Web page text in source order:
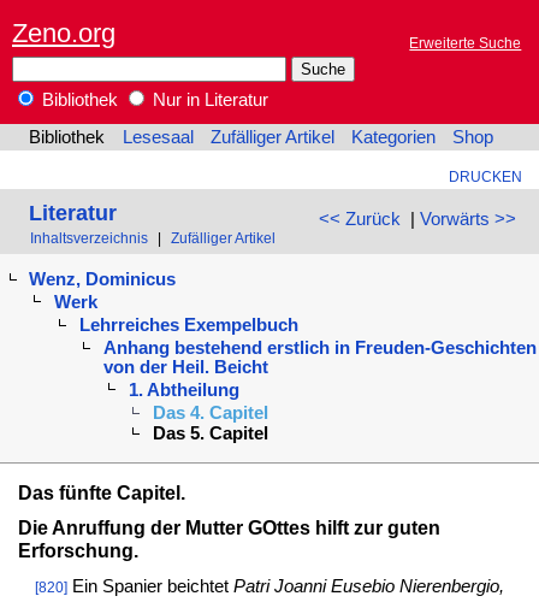
Zeno.org Erweiterte Suche
Bibliothek
Nur in Literatur
Bibliothek
Lesesaal Zufälliger Artikel Kategorien Shop
DRUCKEN
<< Zurück | Vorwärts >>
Literatur
Inhaltsverzeichnis Zufälliger Artikel
Wenz, Dominicus
Werk
Lehrreiches Exempelbuch
Anhang bestehend erstlich in Freuden-Geschichten
von der Heil. Beicht
1. Abtheilung
Das 4. Capitel
Das 5. Capitel
Das fünfte Capitel.
Die Anruffung der Mutter GOttes hilft zur guten
Erforschung.
[820] Ein Spanier beichtet Patri Joanni Eusebio Nierenbergio,